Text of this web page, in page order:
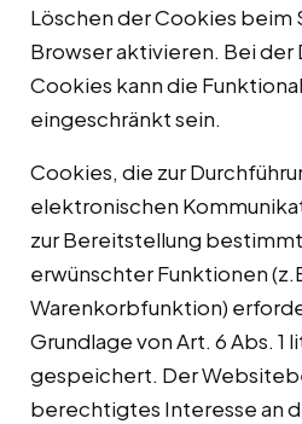
Löschen der Cookies beim
Browser aktivieren. Bei der
Cookies kann die
eingeschränkt sein.
Cookies, die zur
elektronischen
zur Bereitstellung
erwünschter Funktionen
Warenkorbfunktion)
Grundlage von Art. 6 Abs. 1
gespeichert. Der
berechtigtes Interesse an